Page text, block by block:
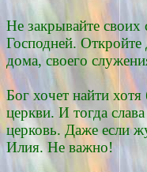
Не закрывайте своих
Господней. Откройте
дома, своего
Бог хочет найти
церкви. И тогда
церковь. Даже если
Илия. Не важно!